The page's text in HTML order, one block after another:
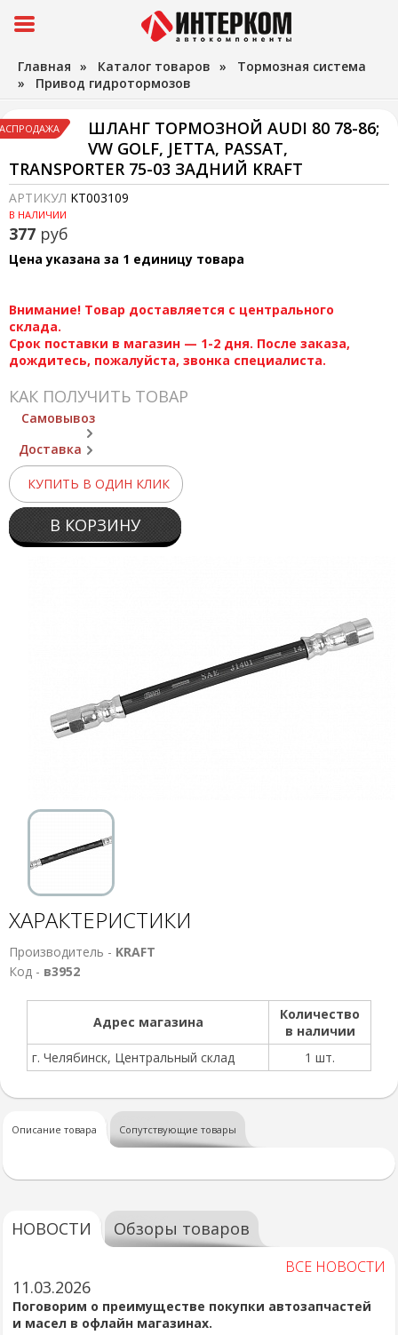
Главная » Каталог товаров » Тормозная система
» Привод гидротормозов
ШЛАНГ ТОРМОЗНОЙ AUDI 80 78-86;
VW GOLF, JETTA, PASSAT,
TRANSPORTER 75-03 ЗАДНИЙ KRAFT
АРТИКУЛ KT003109
В НАЛИЧИИ
377 руб
Цена указана за 1 единицу товара
Внимание! Товар доставляется с центрального
склада.
Срок поставки в магазин — 1-2 дня. После заказа,
дождитесь, пожалуйста, звонка специалиста.
КАК ПОЛУЧИТЬ ТОВАР
Самовывоз
Доставка
КУПИТЬ В ОДИН КЛИК
В КОРЗИНУ
ХАРАКТЕРИСТИКИ
Производитель - KRAFT
Код - в3952
Адрес магазина
Количество
в наличии
г. Челябинск, Центральный склад
1 шт.
Описание товара Сопутствующие товары
НОВОСТИ Обзоры товаров
ВСЕ НОВОСТИ
11.03.2026
Поговорим о преимуществе покупки автозапчастей
и масел в офлайн магазинах.